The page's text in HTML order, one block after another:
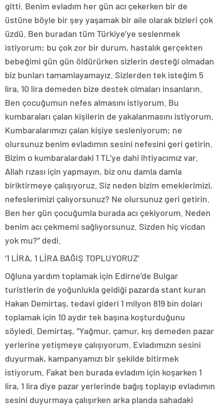
gitti. Benim evladım her gün acı çekerken bir de
üstüne böyle bir şey yaşamak bir aile olarak bizleri çok
üzdü. Ben buradan tüm Türkiye’ye seslenmek
istiyorum; bu çok zor bir durum, hastalık gerçekten
bebeğimi gün gün öldürürken sizlerin desteği olmadan
biz bunları tamamlayamayız. Sizlerden tek isteğim 5
lira, 10 lira demeden bize destek olmaları insanların.
Ben çocuğumun nefes almasını istiyorum. Bu
kumbaraları çalan kişilerin de yakalanmasını istiyorum.
Kumbaralarımızı çalan kişiye sesleniyorum; ne
olursunuz benim evladımın sesini nefesini geri getirin.
Bizim o kumbaralardaki 1 TL’ye dahi ihtiyacımız var.
Allah rızası için yapmayın, biz onu damla damla
biriktirmeye çalışıyoruz. Siz neden bizim emeklerimizi,
nefeslerimizi çalıyorsunuz? Ne olursunuz geri getirin.
Ben her gün çocuğumla burada acı çekiyorum. Neden
benim acı çekmemi sağlıyorsunuz. Sizden hiç vicdan
yok mu?” dedi.
‘1 LİRA, 1 LİRA BAĞIŞ TOPLUYORUZ’
Oğluna yardım toplamak için Edirne’de Bulgar
turistlerin de yoğunlukla geldiği pazarda stant kuran
Hakan Demirtaş, tedavi gideri 1 milyon 819 bin doları
toplamak için 10 aydır tek başına koşturduğunu
söyledi. Demirtaş, “Yağmur, çamur, kış demeden pazar
yerlerine yetişmeye çalışıyorum. Evladımızın sesini
duyurmak, kampanyamızı bir şekilde bitirmek
istiyorum. Fakat ben burada evladım için koşarken 1
lira, 1 lira diye pazar yerlerinde bağış toplayıp evladımın
sesini duyurmaya çalışırken arka planda sahadaki